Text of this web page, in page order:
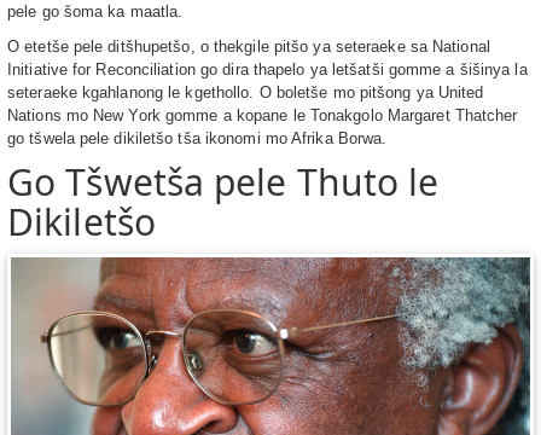
pele go šoma ka maatla.
O etetše pele ditšhupetšo, o thekgile pitšo ya seteraeke sa National
Initiative for Reconciliation go dira thapelo ya letšatši gomme a šišinya la
seteraeke kgahlanong le kgethollo. O boletše mo pitšong ya United
Nations mo New York gomme a kopane le Tonakgolo Margaret Thatcher
go tšwela pele dikiletšo tša ikonomi mo Afrika Borwa.
Go Tšwetša pele Thuto le
Dikiletšo